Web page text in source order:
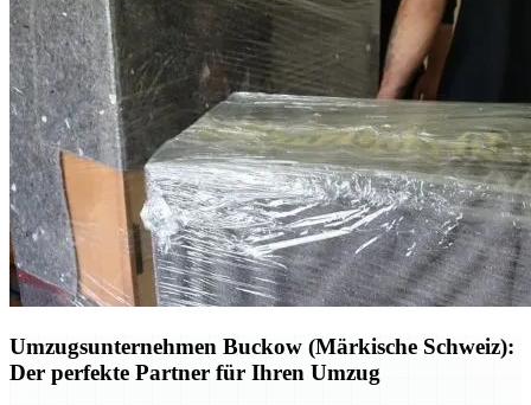
Umzugsunternehmen Buckow (Märkische Schweiz):
Der perfekte Partner für Ihren Umzug